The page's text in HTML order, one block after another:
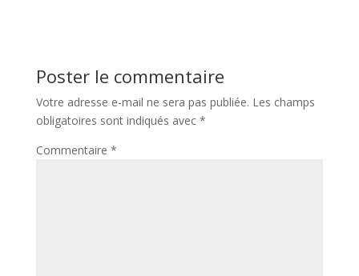
Poster le commentaire
Votre adresse e-mail ne sera pas publiée. Les champs
obligatoires sont indiqués avec *
Commentaire *